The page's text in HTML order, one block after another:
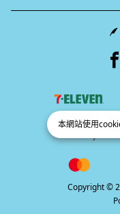
本網站使用
Copyright ©